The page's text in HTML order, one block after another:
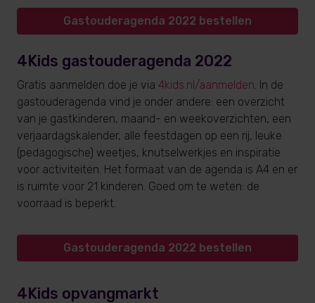
Gastouderagenda 2022 bestellen
4Kids gastouderagenda 2022
Gratis aanmelden doe je via 4kids.nl/aanmelden. In de
gastouderagenda vind je onder andere: een overzicht
van je gastkinderen, maand- en weekoverzichten, een
verjaardagskalender, alle feestdagen op een rij, leuke
(pedagogische) weetjes, knutselwerkjes en inspiratie
voor activiteiten. Het formaat van de agenda is A4 en er
is ruimte voor 21 kinderen. Goed om te weten: de
voorraad is beperkt.
Gastouderagenda 2022 bestellen
4Kids opvangmarkt